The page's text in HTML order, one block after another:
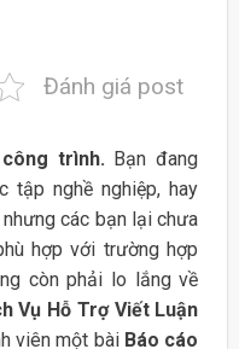
Đánh giá post
trình. Bạn đang
tập nghề nghiệp, hay
các bạn lại chưa
hợp với trường hợp
còn phải lo lắng về
Vụ Hỗ Trợ Viết Luận
viên một bàiBáo cáo